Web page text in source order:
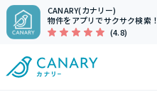
CANARY(カナリー)
物件をアプリでサクサク検索！
(4.8)